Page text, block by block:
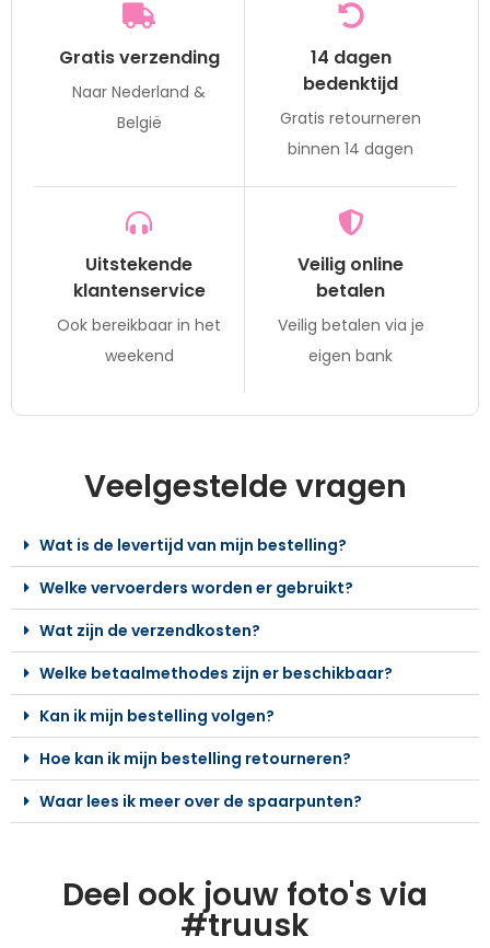
Gratis verzending
Naar Nederland &
België
14 dagen
bedenktijd
Gratis retourneren
binnen 14 dagen
Uitstekende
klantenservice
Ook bereikbaar in het
weekend
Veilig online
betalen
Veilig betalen via je
eigen bank
Veelgestelde vragen
Wat is de levertijd van mijn bestelling?
Welke vervoerders worden er gebruikt?
Wat zijn de verzendkosten?
Welke betaalmethodes zijn er beschikbaar?
Kan ik mijn bestelling volgen?
Hoe kan ik mijn bestelling retourneren?
Waar lees ik meer over de spaarpunten?
Deel ook jouw foto's via
#truusk